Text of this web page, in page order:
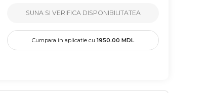
SUNA SI VERIFICA DISPONIBILITATEA
Cumpara in aplicatie cu1950.00 MDL